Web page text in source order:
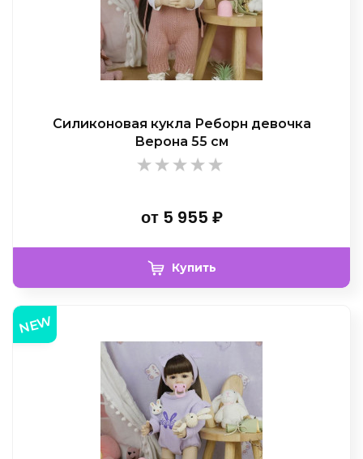
Силиконовая кукла Реборн девочка
Верона 55 см
от5 955 ₽
Купить
NEW